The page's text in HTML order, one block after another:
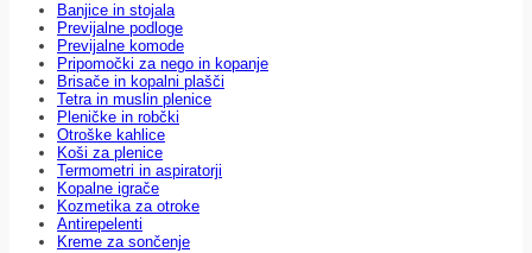
Banjice in stojala
Previjalne podloge
Previjalne komode
Pripomočki za nego in kopanje
Brisače in kopalni plašči
Tetra in muslin plenice
Pleničke in robčki
Otroške kahlice
Koši za plenice
Termometri in aspiratorji
Kopalne igrače
Kozmetika za otroke
Antirepelenti
Kreme za sončenje